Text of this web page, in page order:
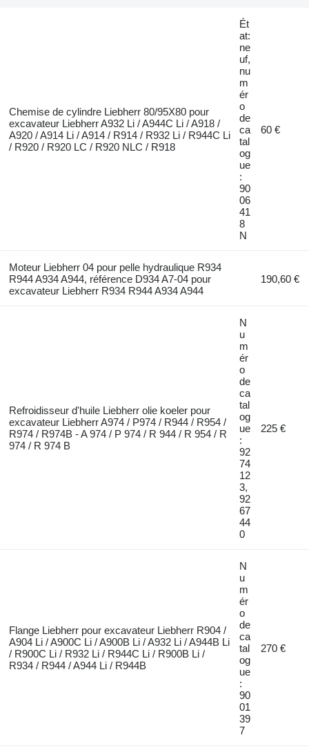
Chemise de cylindre Liebherr 80/95X80 pour
excavateur Liebherr A932 Li / A944C Li / A918 /
A920 / A914 Li / A914 / R914 / R932 Li / R944C Li
/ R920 / R920 LC / R920 NLC / R918
Ét
at:
ne
uf,
nu
m
ér
o
de
ca
tal
og
ue
:
90
06
41
8
N
60 €
Moteur Liebherr 04 pour pelle hydraulique R934
R944 A934 A944, référence D934 A7-04 pour
excavateur Liebherr R934 R944 A934 A944
190,60 €
Refroidisseur d'huile Liebherr olie koeler pour
excavateur Liebherr A974 / P974 / R944 / R954 /
R974 / R974B - A 974 / P 974 / R 944 / R 954 / R
974 / R 974 B
N
u
m
ér
o
de
ca
tal
og
ue
:
92
74
12
3,
92
67
44
0
225 €
Flange Liebherr pour excavateur Liebherr R904 /
A904 Li / A900C Li / A900B Li / A932 Li / A944B Li
/ R900C Li / R932 Li / R944C Li / R900B Li /
R934 / R944 / A944 Li / R944B
N
u
m
ér
o
de
ca
tal
og
ue
:
90
01
39
7
270 €